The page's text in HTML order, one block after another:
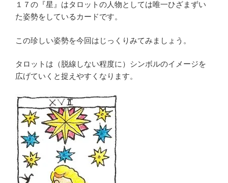
１７の『星』はタロットの人物としては唯一ひざまずい
た姿勢をしているカードです。
この珍しい姿勢を今回はじっくりみてみましょう。
タロットは（脱線しない程度に）シンボルのイメージを
広げていくと捉えやすくなります。